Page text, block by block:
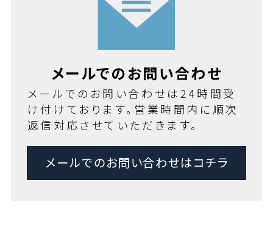
メールでのお問い合わせ
メールでのお問い合わせは24時間受
け付けております。営業時間内に順次
返信対応させていただきます。
メールでのお問い合わせはコチラ